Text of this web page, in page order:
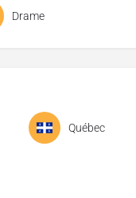
Drame
Québec